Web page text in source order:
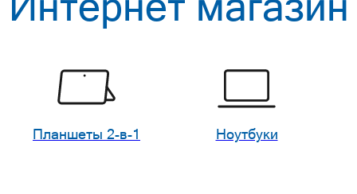
Планшеты 2-в-1 Ноутбуки